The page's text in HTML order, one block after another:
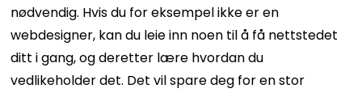
nødvendig. Hvis du for eksempel ikke er en
webdesigner, kan du leie inn noen til å få nettstedet
ditt i gang, og deretter lære hvordan du
vedlikeholder det. Det vil spare deg for en stor